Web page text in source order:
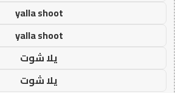
yalla shoot
yalla shoot
يلا شوت
يلا شوت